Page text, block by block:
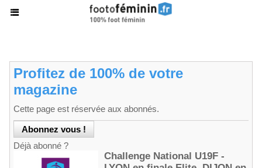
Profitez de 100% de votre
magazine
Cette page est réservée aux abonnés.
Déjà abonné ?
Challenge National U19F -